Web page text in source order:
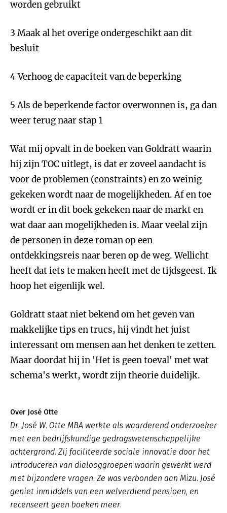
worden gebruikt
3 Maak al het overige ondergeschikt aan dit
besluit
4 Verhoog de capaciteit van de beperking
5 Als de beperkende factor overwonnen is, ga dan
weer terug naar stap 1
Wat mij opvalt in de boeken van Goldratt waarin
hij zijn TOC uitlegt, is dat er zoveel aandacht is
voor de problemen (constraints) en zo weinig
gekeken wordt naar de mogelijkheden. Af en toe
wordt er in dit boek gekeken naar de markt en
wat daar aan mogelijkheden is. Maar veelal zijn
de personen in deze roman op een
ontdekkingsreis naar beren op de weg. Wellicht
heeft dat iets te maken heeft met de tijdsgeest. Ik
hoop het eigenlijk wel.
Goldratt staat niet bekend om het geven van
makkelijke tips en trucs, hij vindt het juist
interessant om mensen aan het denken te zetten.
Maar doordat hij in 'Het is geen toeval' met wat
schema's werkt, wordt zijn theorie duidelijk.
Over José Otte
Dr. José W. Otte MBA werkte als waarderend onderzoeker
met een bedrijfskundige gedragswetenschappelijke
achtergrond. Zij faciliteerde sociale innovatie door het
introduceren van dialooggroepen waarin gewerkt werd
met bijzondere vragen. Ze was verbonden aan Mizu. José
geniet inmiddels van een welverdiend pensioen, en
recenseert geen boeken meer.